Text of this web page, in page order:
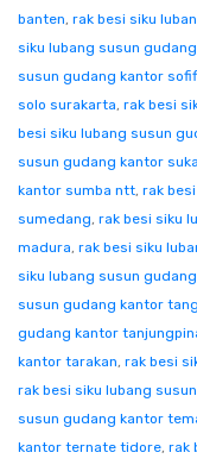
banten, rak besi siku
siku lubang susun
susun gudang kantor
solo surakarta, rak besi
besi siku lubang susun
susun gudang kantor
kantor sumba ntt, rak
sumedang, rak besi siku
madura, rak besi siku
siku lubang susun
susun gudang kantor
gudang kantor
kantor tarakan, rak besi
rak besi siku lubang
susun gudang kantor
kantor ternate tidore, rak